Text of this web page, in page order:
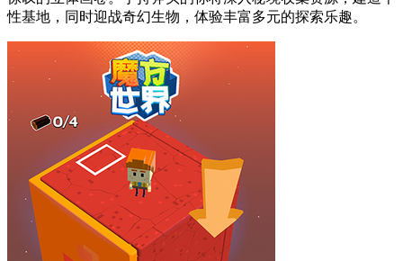
性基地，同时迎战奇幻生物，体验丰富多元的探索乐趣。